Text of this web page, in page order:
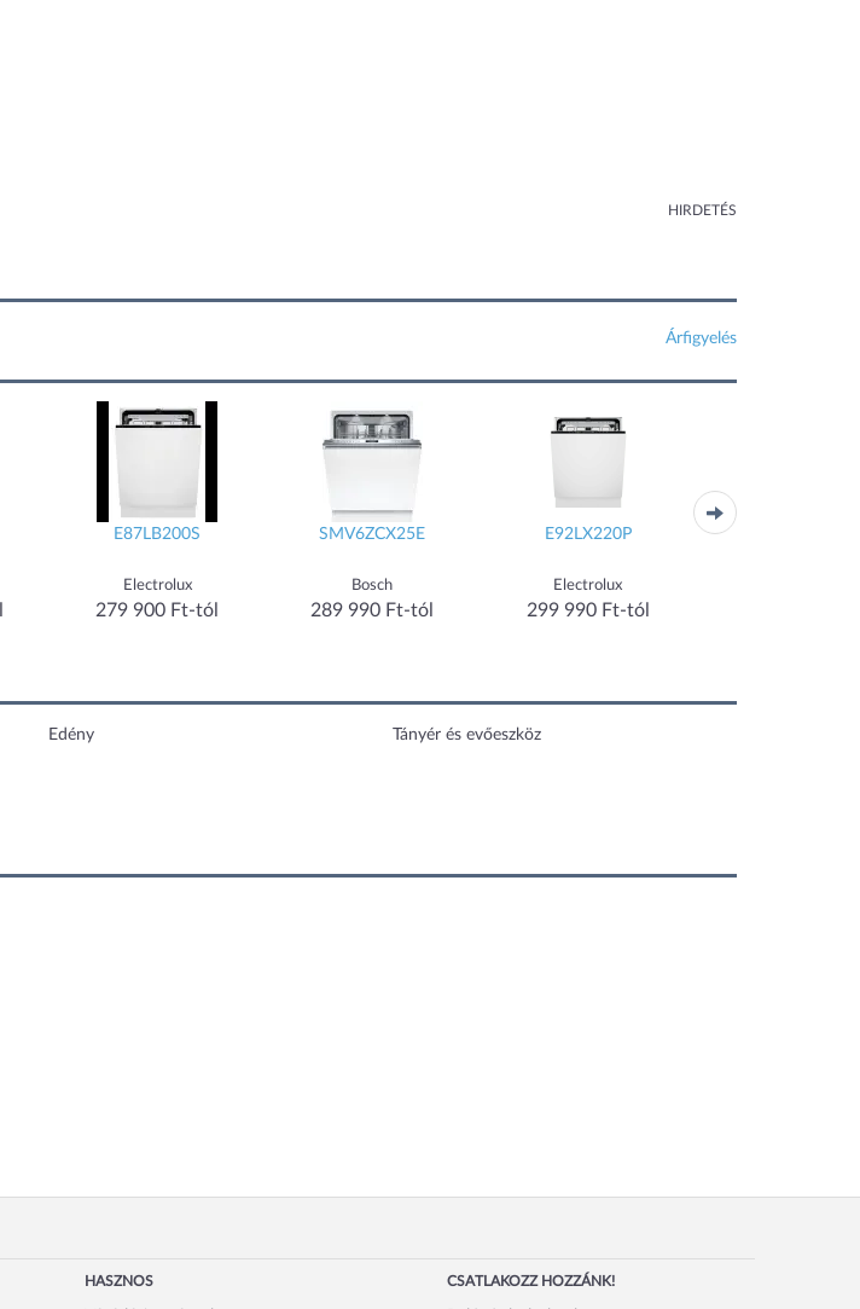
HIRDETÉS
Árfigyelés
E87LB200S
Electrolux
279 900 Ft-tól
SMV6ZCX25E
Bosch
289 990 Ft-tól
E92LX220P
Electrolux
299 990 Ft-tól
Edény
Tányér és evőeszköz
HASZNOS CSATLAKOZZ HOZZÁNK!